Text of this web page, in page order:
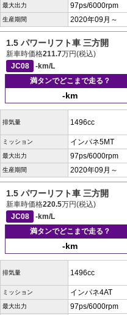
最大出力 97ps/6000rpm
生産期間 2020年09月～
1.5 パワーリフト車 三方開
新車時価格211.7万円(税込)
JC08
-km/L
満タンでどこまで走る？
-km
排気量 1496cc
ミッション インパネ5MT
最大出力 97ps/6000rpm
生産期間 2020年09月～
1.5 パワーリフト車 三方開
新車時価格220.5万円(税込)
JC08
-km/L
満タンでどこまで走る？
-km
排気量 1496cc
ミッション インパネ4AT
最大出力 97ps/6000rpm